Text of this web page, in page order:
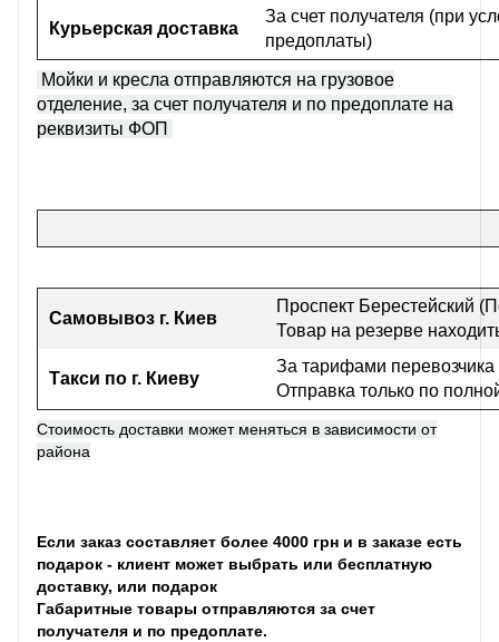
Курьерская доставка
За счет получателя (при
предоплаты)
Мойки и кресла отправляются на грузовое
отделение, за счет получателя и по предоплате на
реквизиты ФОП
Самовывоз г. Киев
Проспект Берестейский
Товар на резерве
Такси по г. Киеву
За тарифами перевозчика
Отправка только по
Стоимость доставки может меняться в зависимости от
района
Если заказ составляет более 4000 грн и в заказе есть
подарок - клиент может выбрать или бесплатную
доставку, или подарок
Габаритные товары отправляются за счет
получателя и по предоплате.